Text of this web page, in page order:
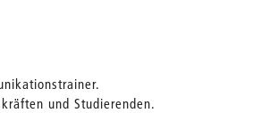
und Studierenden.